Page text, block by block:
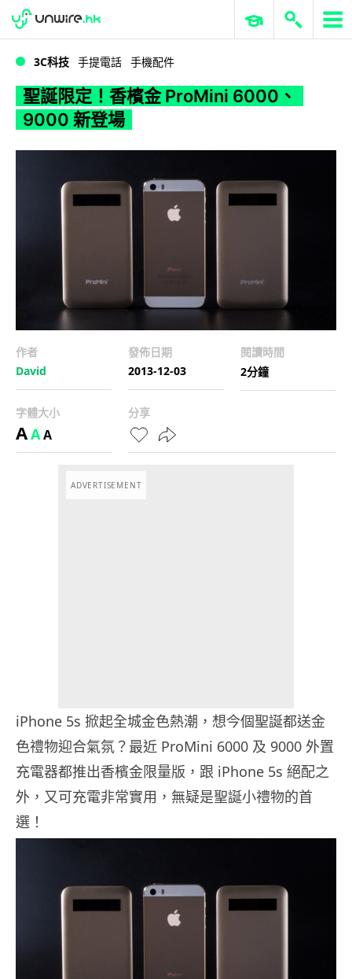
WWDC 2026 ERP 與商業 AI
3C科技 手提電話 手機配件
聖誕限定！香檳金 ProMini 6000、
9000 新登場
作者
David
發佈日期
2013-12-03
閱讀時間
2分鐘
字體大小
AAA
分享
ADVERTISEMENT
iPhone 5s 掀起全城金色熱潮，想今個聖誕都送金
色禮物迎合氣氛？最近 ProMini 6000 及 9000 外置
充電器都推出香檳金限量版，跟 iPhone 5s 絕配之
外，又可充電非常實用，無疑是聖誕小禮物的首
選！